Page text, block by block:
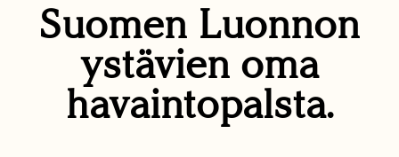
Suomen Luonnon
ystävien oma
havaintopalsta.